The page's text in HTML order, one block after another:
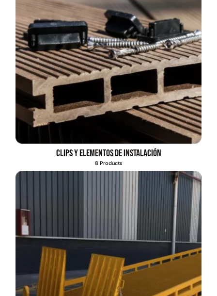
Clips y elementos de instalación
8 Products